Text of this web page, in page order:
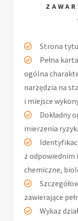
Strona
Pełna
ogólna
narzędzia na
i miejsce
Dokładny
mierzenia
z odpowiednim
chemiczne,
zawierające
Wykaz